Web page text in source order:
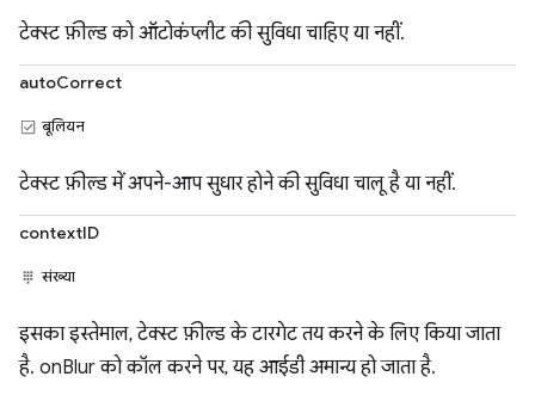
टेक्स्ट फ़ील्ड को ऑटोकंप्लीट की सुविधा चाहिए या नहीं.
autoCorrect
बूलियन
टेक्स्ट फ़ील्ड में अपने-आप सुधार होने की सुविधा चालू है या नहीं.
contextID
संख्या
इसका इस्तेमाल, टेक्स्ट फ़ील्ड के टारगेट तय करने के लिए किया जाता
है. onBlur को कॉल करने पर, यह आईडी अमान्य हो जाता है.